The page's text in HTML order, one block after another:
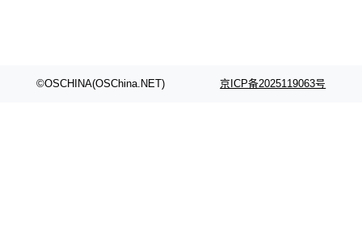
©OSCHINA(OSChina.NET) 京ICP备2025119063号